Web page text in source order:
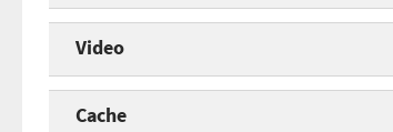
CPU-core
CPU-socket
Klokfrequentie
Geïntegreerde geheugencontroller
Geheugentype
Video
Geïntegreerde GPU
Cache